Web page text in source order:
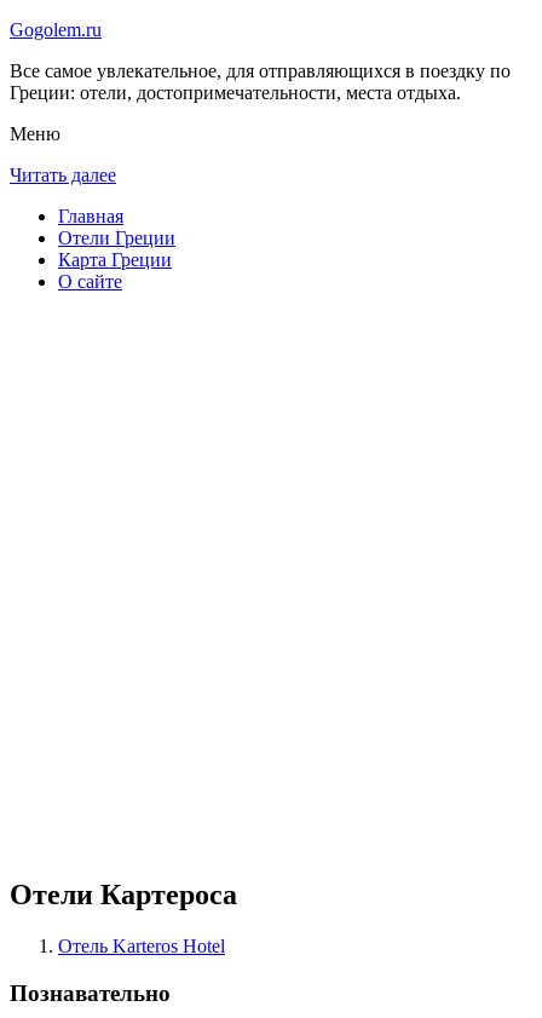
Gogolem.ru
Все самое увлекательное, для отправляющихся в поездку по
Греции: отели, достопримечательности, места отдыха.
Меню
Читать далее
Главная
Отели Греции
Карта Греции
О сайте
Отели Картероса
Отель Karteros Hotel
Познавательно